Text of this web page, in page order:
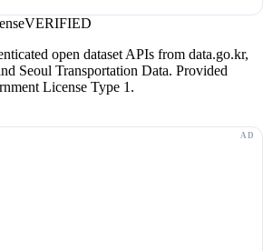
VERIFIED
open dataset APIs from data.go.kr,
Seoul Transportation Data. Provided
License Type 1.